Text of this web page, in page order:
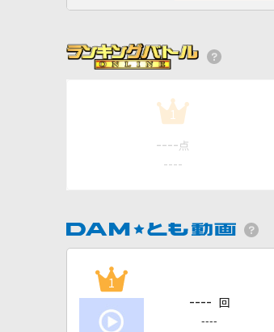
1
---- 点
----
1
---- 回
----